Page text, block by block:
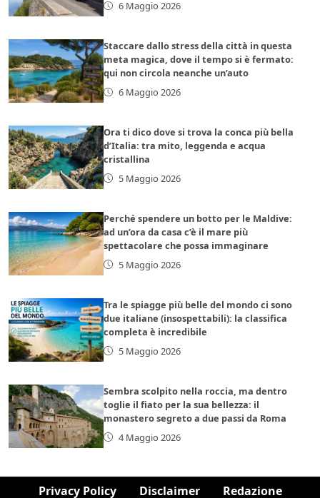
6 Maggio 2026
Staccare dallo stress della città in questa
meta magica, dove il tempo si è fermato:
qui non circola neanche un’auto
6 Maggio 2026
Ora ti dico dove si trova la conca più bella
d’Italia: tra mito, leggenda e acqua
cristallina
5 Maggio 2026
Perché spendere un botto per le Maldive:
ad un’ora da casa c’è il mare più
spettacolare che possa immaginare
5 Maggio 2026
Tra le spiagge più belle del mondo ci sono
due italiane (insospettabili): la classifica
completa è incredibile
5 Maggio 2026
Sembra scolpito nella roccia, ma dentro
toglie il fiato per la sua bellezza: il
monastero segreto a due passi da Roma
4 Maggio 2026
Privacy Policy Disclaimer Redazione